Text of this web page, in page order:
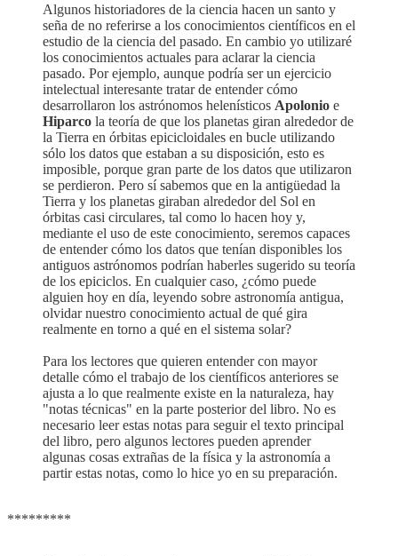
Algunos historiadores de la ciencia hacen un santo y
seña de no referirse a los conocimientos científicos en el
estudio de la ciencia del pasado. En cambio yo utilizaré
los conocimientos actuales para aclarar la ciencia
pasado. Por ejemplo, aunque podría ser un ejercicio
intelectual interesante tratar de entender cómo
desarrollaron los astrónomos helenísticos Apolonio e
Hiparco la teoría de que los planetas giran alrededor de
la Tierra en órbitas epicicloidales en bucle utilizando
sólo los datos que estaban a su disposición, esto es
imposible, porque gran parte de los datos que utilizaron
se perdieron. Pero sí sabemos que en la antigüedad la
Tierra y los planetas giraban alrededor del Sol en
órbitas casi circulares, tal como lo hacen hoy y,
mediante el uso de este conocimiento, seremos capaces
de entender cómo los datos que tenían disponibles los
antiguos astrónomos podrían haberles sugerido su teoría
de los epiciclos. En cualquier caso, ¿cómo puede
alguien hoy en día, leyendo sobre astronomía antigua,
olvidar nuestro conocimiento actual de qué gira
realmente en torno a qué en el sistema solar?
Para los lectores que quieren entender con mayor
detalle cómo el trabajo de los científicos anteriores se
ajusta a lo que realmente existe en la naturaleza, hay
"notas técnicas" en la parte posterior del libro. No es
necesario leer estas notas para seguir el texto principal
del libro, pero algunos lectores pueden aprender
algunas cosas extrañas de la física y la astronomía a
partir estas notas, como lo hice yo en su preparación.
*********